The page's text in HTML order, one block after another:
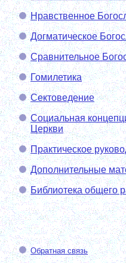
Нравственное
Догматическое
Сравнительное
Гомилетика
Сектоведение
Социальная
Церкви
Практическое
Дополнительные
Библиотека общего
Обратная связь